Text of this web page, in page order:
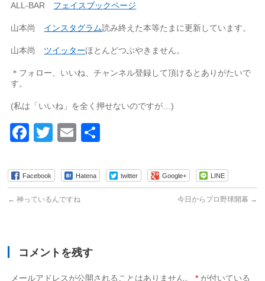
ALL-BAR フェイスブックページ
山本尚 インスタグラム読み終えた本等たまに更新しています。
山本尚 ツイッターほとんどつぶやきません。
＊フォロー、いいね、チャンネル登録して頂けるとありがたいで
す。
(私は「いいね」を全く押せないのですが…)
Facebook
TwitterEmail
Facebook Hatena twitter Google+ LINE
← 神っているんですね 今日からプロ野球開幕 →
コメントを残す
メールアドレスが公開されることはありません。 * が付いている